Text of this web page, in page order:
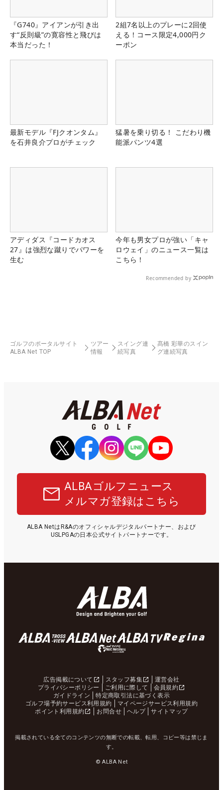
『G740』アイアンが引き出
す“反則級”の寛容性と飛びは
本当だった！
2組7名以上のプレーに2回使
える！コース限定4,000円ク
ーポン
最新モデル『FJクオンタム』
を石井良介プロがチェック
猛暑を乗り切る！ こだわり機
能派パンツ4選
アディダス『コードカオス
27』は強烈な蹴りでパワーを
生む
今年も男女プロが強い「キャ
ロウェイ」のニュース一覧は
こちら！
Recommended by
ゴルフのポータルサイト
ALBA Net TOP
ツアー
情報
スイング連
続写真
髙橋 彩華のスイン
グ連続写真
ALBAゴルフニュース
メルマガ登録はこちら
ALBA NetはR&Aのオフィシャルデジタルパートナー、および
USLPGAの日本公式サイトパートナーです。
広告掲載について スタッフ募集
運営会社
プライバシーポリシー
ご利用に際して
会員規約
ガイドライン
特定商取引法に基づく表示
ゴルフ場予約サービス利用規約
マイページサービス利用規約
ポイント利用規約
お問合せ ヘルプ サイトマップ
掲載されている全てのコンテンツの無断での転載、転用、コピー等は禁じま
す。
© ALBA Net